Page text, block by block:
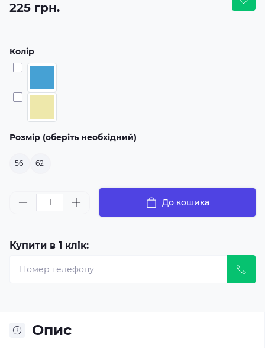
225 грн.
Колір
Розмір (оберіть необхідний)
56 62
До кошика
Купити в 1 клік:
Опис